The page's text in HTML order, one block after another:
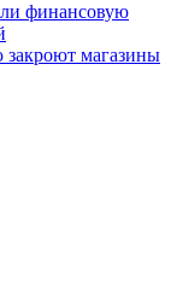
финансовую
закроют магазины